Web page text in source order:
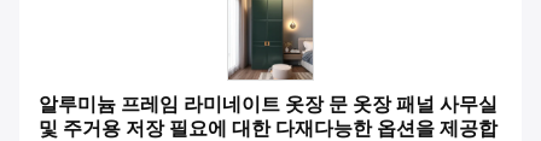
알루미늄 프레임 라미네이트 옷장 문 옷장 패널 사무실
및 주거용 저장 필요에 대한 다재다능한 옵션을 제공합